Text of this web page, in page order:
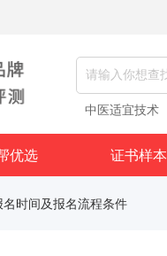
中医适宜技术
优选 证书样本
时间及报名流程条件